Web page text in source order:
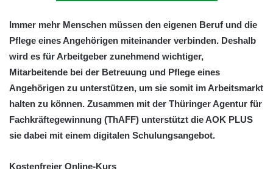
Immer mehr Menschen müssen den eigenen Beruf und die
Pflege eines Angehörigen miteinander verbinden. Deshalb
wird es für Arbeitgeber zunehmend wichtiger,
Mitarbeitende bei der Betreuung und Pflege eines
Angehörigen zu unterstützen, um sie somit im Arbeitsmarkt
halten zu können. Zusammen mit der Thüringer Agentur für
Fachkräftegewinnung (ThAFF) unterstützt die AOK PLUS
sie dabei mit einem digitalen Schulungsangebot.
Kostenfreier Online-Kurs